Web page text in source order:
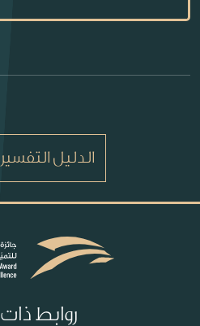
الدليل
روابط